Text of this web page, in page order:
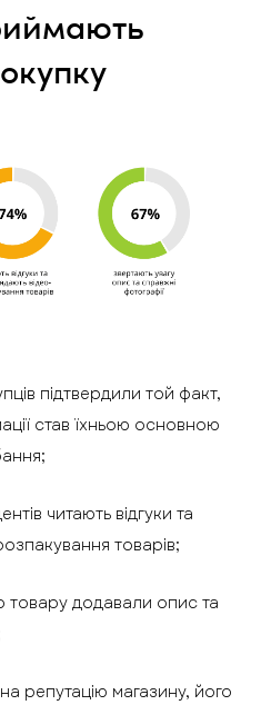
підтвердили той факт,
став їхньою основною
читають відгуки та
товарів;
додавали опис та
репутацію магазину, його